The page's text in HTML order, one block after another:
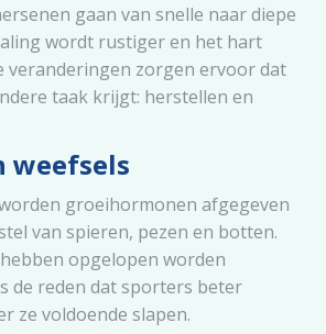
gaan van snelle naar diepe
wordt rustiger en het hart
veranderingen zorgen ervoor dat
taak krijgt: herstellen en
weefsels
groeihormonen afgegeven
van spieren, pezen en botten.
opgelopen worden
de reden dat sporters beter
ze voldoende slapen.